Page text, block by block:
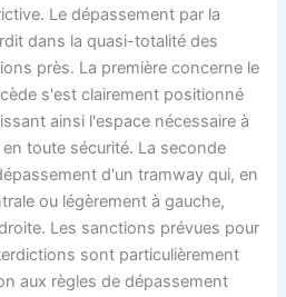
Le dépassement par la
dans la quasi-totalité des
près. La première concerne le
s'est clairement positionné
ainsi l'espace nécessaire à
toute sécurité. La seconde
d'un tramway qui, en
ou légèrement à gauche,
Les sanctions prévues pour
sont particulièrement
aux règles de dépassement